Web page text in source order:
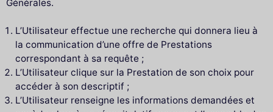
Générales.
L’Utilisateur effectue une recherche qui donnera lieu à
la communication d’une offre de Prestations
correspondant à sa requête ;
L’Utilisateur clique sur la Prestation de son choix pour
accéder à son descriptif ;
L’Utilisateur renseigne les informations demandées et